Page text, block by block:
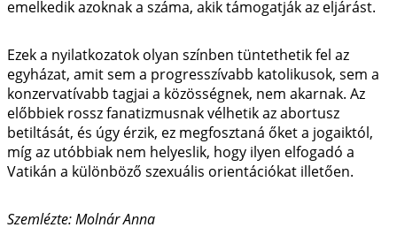
emelkedik azoknak a száma, akik támogatják az eljárást.
Ezek a nyilatkozatok olyan színben tüntethetik fel az
egyházat, amit sem a progresszívabb katolikusok, sem a
konzervatívabb tagjai a közösségnek, nem akarnak. Az
előbbiek rossz fanatizmusnak vélhetik az abortusz
betiltását, és úgy érzik, ez megfosztaná őket a jogaiktól,
míg az utóbbiak nem helyeslik, hogy ilyen elfogadó a
Vatikán a különböző szexuális orientációkat illetően.
Szemlézte: Molnár Anna